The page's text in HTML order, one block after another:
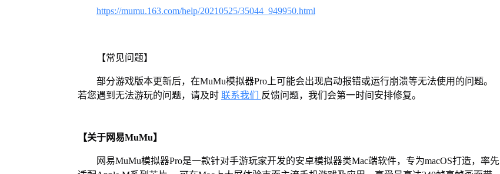
https://mumu.163.com/help/20210525/35044_949950.html
【常见问题】
部分游戏版本更新后，在MuMu模拟器Pro上可能会出现启动报错或运行崩溃等无法使用的问题。
若您遇到无法游玩的问题，请及时 联系我们 反馈问题，我们会第一时间安排修复。
【关于网易MuMu】
网易MuMu模拟器Pro是一款针对手游玩家开发的安卓模拟器类Mac端软件，专为macOS打造，率先